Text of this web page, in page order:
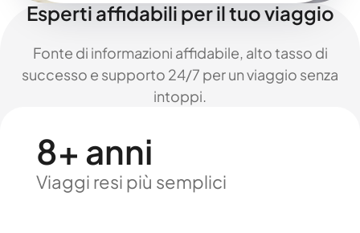
Esperti affidabili per il tuo viaggio
Fonte di informazioni affidabile, alto tasso di
successo e supporto 24/7 per un viaggio senza
intoppi.
8+ anni
Viaggi resi più semplici